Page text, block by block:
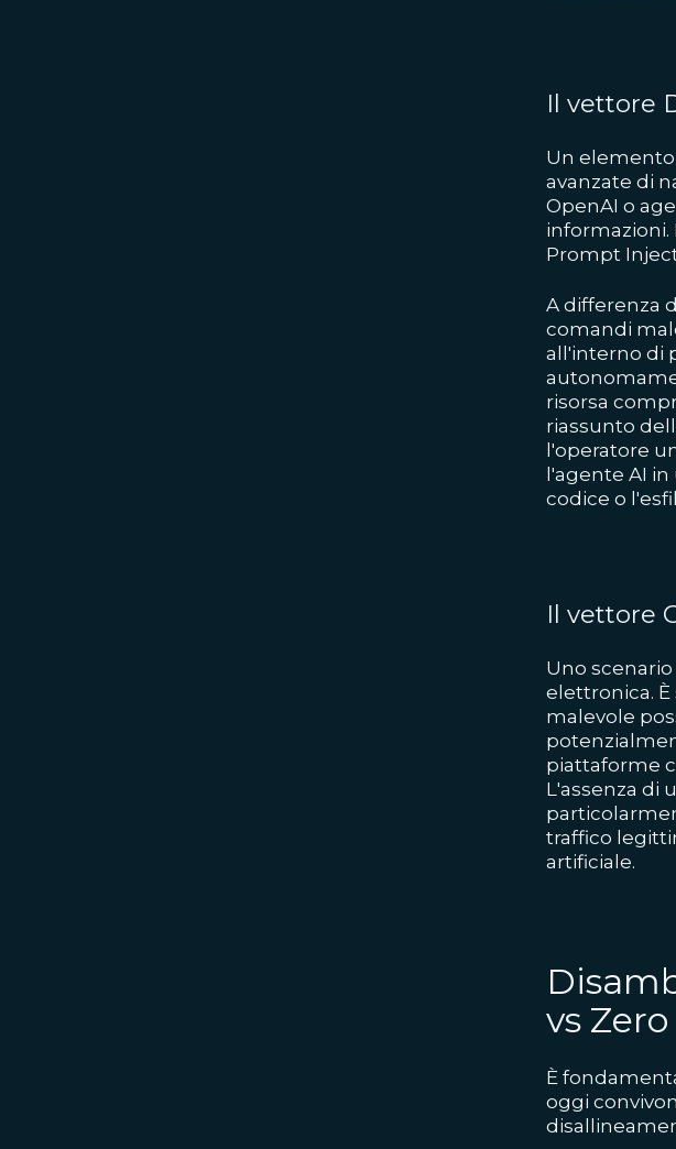
Il vettore
Un
avanzate di
OpenAI o
Prompt
A differenza
comandi
all'interno di
risorsa
riassunto
l'operatore
l'agente AI
codice o
Il vettore
Uno
elettronica.
malevole
piattaforme
L'assenza di
traffico
artificiale.
vs
È
oggi